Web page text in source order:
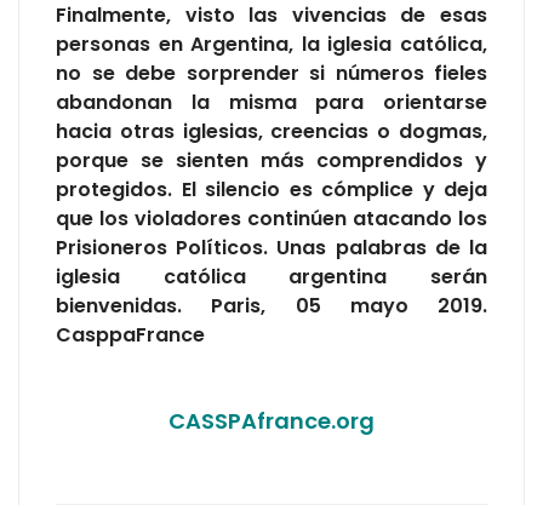
Finalmente, visto las vivencias de esas
personas en Argentina, la iglesia católica,
no se debe sorprender si números fieles
abandonan la misma para orientarse
hacia otras iglesias, creencias o dogmas,
porque se sienten más comprendidos y
protegidos. El silencio es cómplice y deja
que los violadores continúen atacando los
Prisioneros Políticos. Unas palabras de la
iglesia católica argentina serán
bienvenidas. Paris, 05 mayo 2019.
CasppaFrance
CASSPAfrance.org